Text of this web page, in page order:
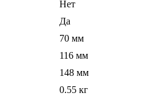
Нет
Да
70 мм
116 мм
148 мм
0.55 кг